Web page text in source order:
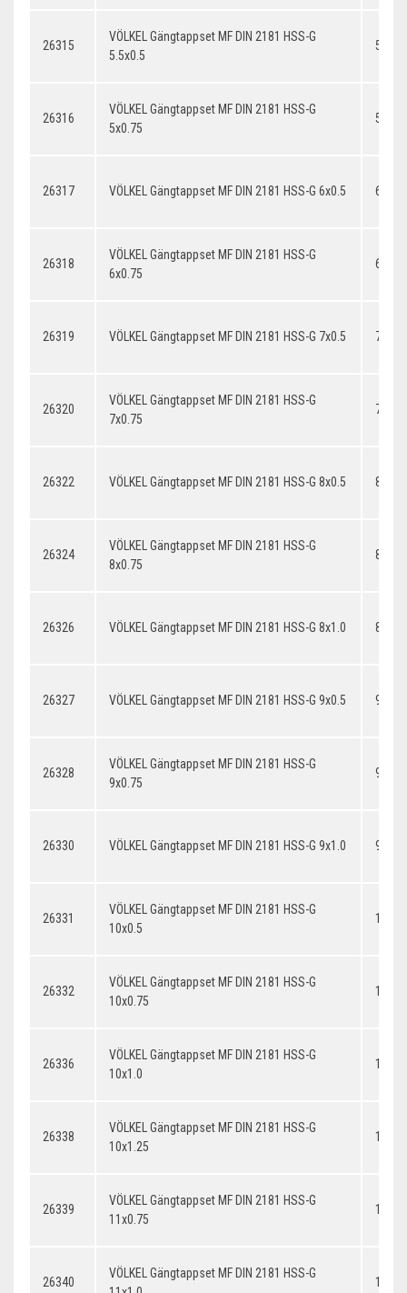
26315
VÖLKEL Gängtappset MF DIN 2181 HSS-G
5.5x0.5
26316
VÖLKEL Gängtappset MF DIN 2181 HSS-G
5x0.75
26317 VÖLKEL Gängtappset MF DIN 2181 HSS-G 6x0.5 6x0.5
26318
VÖLKEL Gängtappset MF DIN 2181 HSS-G
6x0.75
26319 VÖLKEL Gängtappset MF DIN 2181 HSS-G 7x0.5 7x0.5
26320
VÖLKEL Gängtappset MF DIN 2181 HSS-G
7x0.75
26322 VÖLKEL Gängtappset MF DIN 2181 HSS-G 8x0.5 8x0.5
26324
VÖLKEL Gängtappset MF DIN 2181 HSS-G
8x0.75
26326 VÖLKEL Gängtappset MF DIN 2181 HSS-G 8x1.0 8x1.0
26327 VÖLKEL Gängtappset MF DIN 2181 HSS-G 9x0.5 9x0.5
26328
VÖLKEL Gängtappset MF DIN 2181 HSS-G
9x0.75
26330 VÖLKEL Gängtappset MF DIN 2181 HSS-G 9x1.0 9x1.0
26331
VÖLKEL Gängtappset MF DIN 2181 HSS-G
10x0.5
26332
VÖLKEL Gängtappset MF DIN 2181 HSS-G
10x0.75
26336
VÖLKEL Gängtappset MF DIN 2181 HSS-G
10x1.0
26338
VÖLKEL Gängtappset MF DIN 2181 HSS-G
10x1.25
26339
VÖLKEL Gängtappset MF DIN 2181 HSS-G
11x0.75
26340
VÖLKEL Gängtappset MF DIN 2181 HSS-G